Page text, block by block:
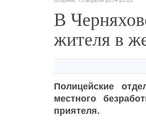
В
жителя в
Полицейские
местного
приятеля.